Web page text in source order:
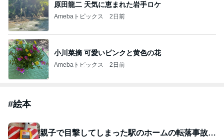
原田龍二 天気に恵まれた岩手ロケ
Amebaトピックス 2日前
小川菜摘 可愛いピンクと黄色の花
Amebaトピックス 2日前
#絵本
親子で目撃してしまった駅のホームの転落事故…